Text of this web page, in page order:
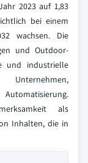
2023 auf 1,83
bei einem
wachsen. Die
und Outdoor-
und industrielle
Unternehmen,
als
Inhalten, die in